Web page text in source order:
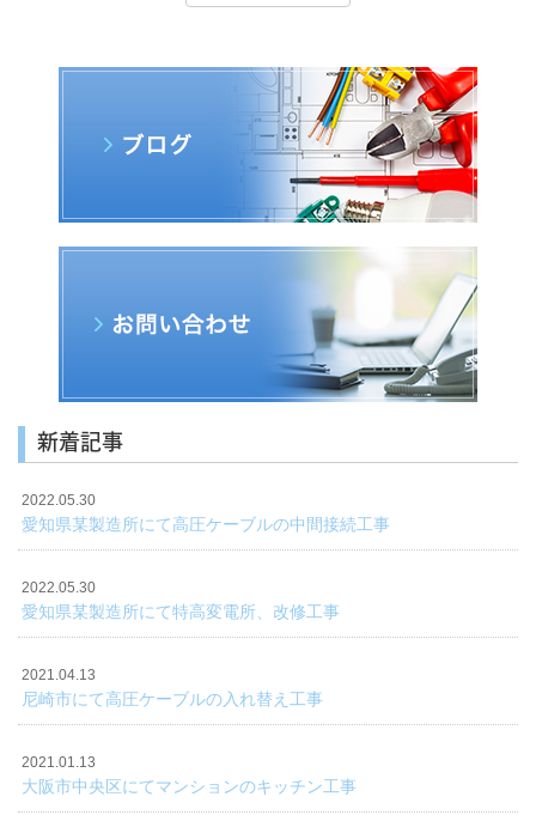
新着記事
2022.05.30
愛知県某製造所にて高圧ケーブルの中間接続工事
2022.05.30
愛知県某製造所にて特高変電所、改修工事
2021.04.13
尼崎市にて高圧ケーブルの入れ替え工事
2021.01.13
大阪市中央区にてマンションのキッチン工事